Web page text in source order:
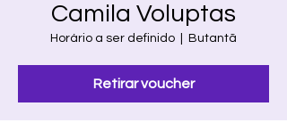
Camila Voluptas
Horário a ser definido Butantã
Retirar voucher